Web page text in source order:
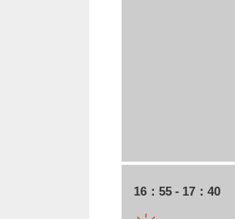
16：55 - 17：40